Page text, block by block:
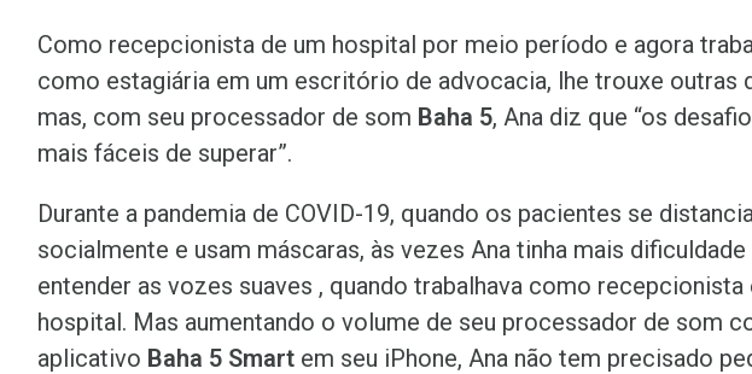
Como recepcionista de um hospital por meio período e agora
como estagiária em um escritório de advocacia, lhe trouxe outras
mas, com seu processador de som Baha 5, Ana diz que “os
mais fáceis de superar”.
Durante a pandemia de COVID-19, quando os pacientes se
socialmente e usam máscaras, às vezes Ana tinha mais dificuldade
entender as vozes suaves , quando trabalhava como recepcionista
hospital. Mas aumentando o volume de seu processador de som
aplicativo Baha 5 Smart em seu iPhone, Ana não tem precisado